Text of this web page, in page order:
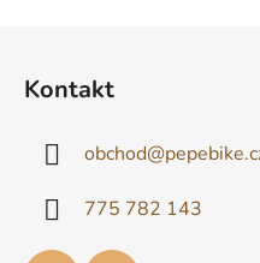
Kontakt
obchod@
775 782 143